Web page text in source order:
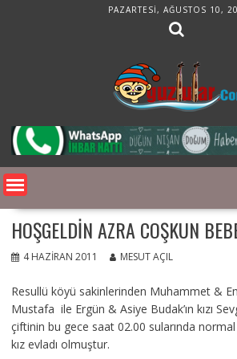
PAZARTESI, AĞUSTOS 10,
HOŞGELDIN AZRA COŞKUN
4 HAZIRAN 2011 MESUT AÇIL
Resullü köyü sakinlerinden Muhammet &
Mustafa ile Ergün & Asiye Budak’ın kızı
çiftinin bu gece saat 02.00 sularında normal
kız evladı olmuştur.